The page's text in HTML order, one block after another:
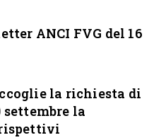
ANCI FVG del 16
la richiesta di
la